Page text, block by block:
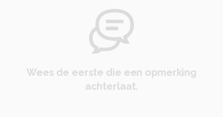
Wees de eerste die een opmerking
achterlaat.